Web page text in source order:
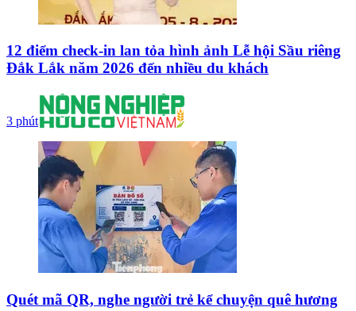
12 điểm check-in lan tỏa hình ảnh Lễ hội Sầu riêng
Đắk Lắk năm 2026 đến nhiều du khách
3 phút
Quét mã QR, nghe người trẻ kể chuyện quê hương